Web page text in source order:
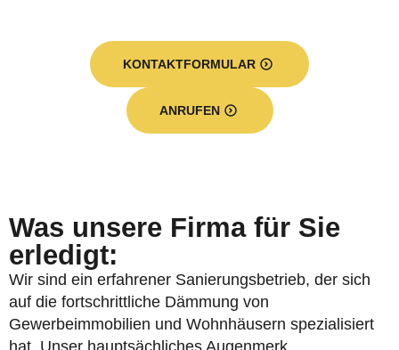
KONTAKTFORMULAR
ANRUFEN
Was unsere Firma für Sie
erledigt:
Wir sind ein erfahrener Sanierungsbetrieb, der sich
auf die fortschrittliche Dämmung von
Gewerbeimmobilien und Wohnhäusern spezialisiert
hat. Unser hauptsächliches Augenmerk